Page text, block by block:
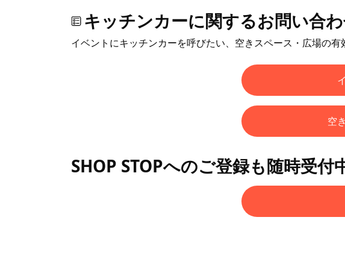
キッチンカーに関するお問い合
イベントにキッチンカーを呼びたい、空きスペース・広場の
空
SHOP STOPへのご登録も随時受付